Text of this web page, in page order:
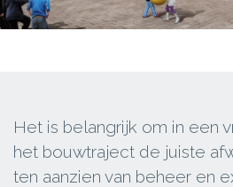
Het is belangrijk om in een
het bouwtraject de juiste
ten aanzien van beheer en